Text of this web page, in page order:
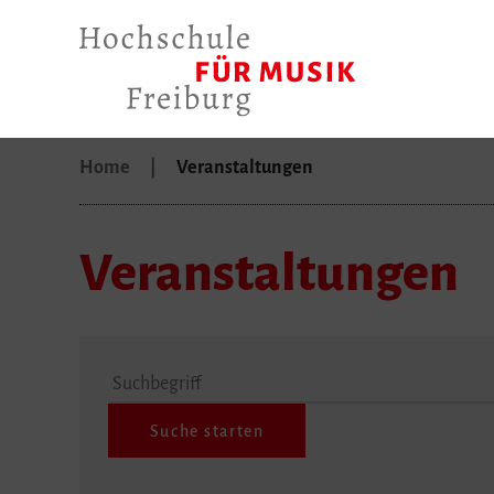
Home Veranstaltungen
Veranstaltungen
Suchbegriff